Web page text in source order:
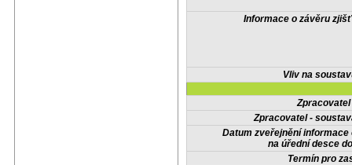
Informace o závěru
Vliv na
Zpracovatel -
Datum zveřejnění informace
na úřední desce
Termín pro